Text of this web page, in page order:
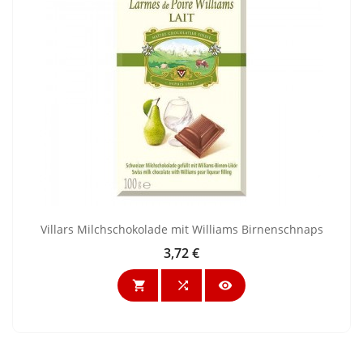
Villars Milchschokolade mit Williams Birnenschnaps
Preis
3,72 €
  